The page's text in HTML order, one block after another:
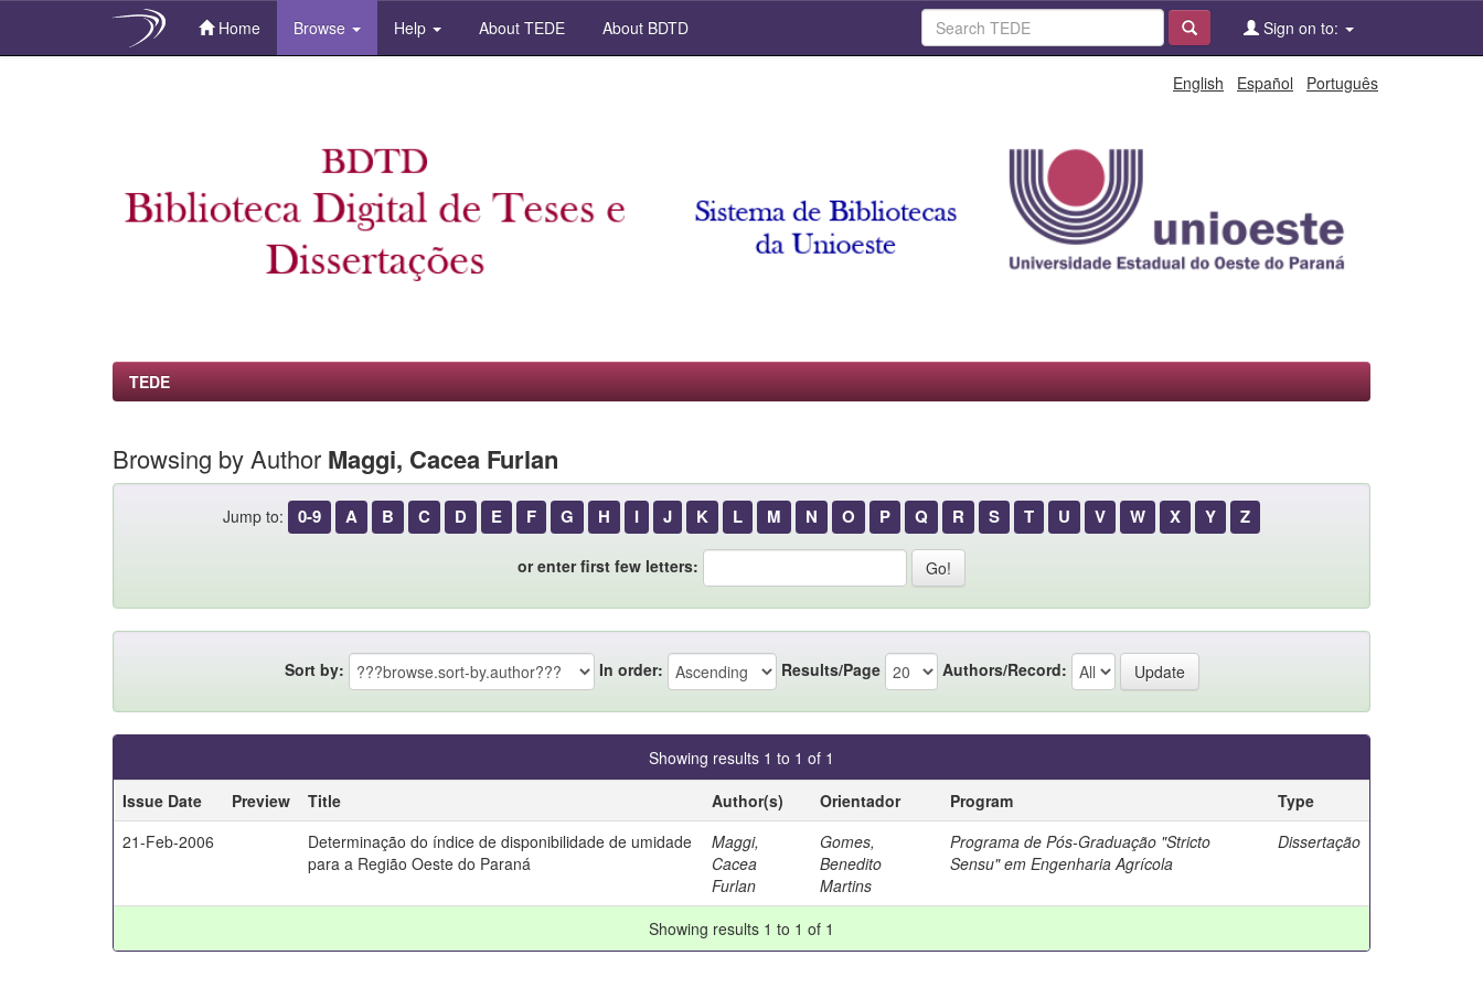
Home Browse Help About TEDE About BDTD Sign on to:
English Español Português
TEDE
Browsing by Author Maggi, Cacea Furlan
Jump to: 0-9 A B C D E F G H I J K L M N O P Q R S T U V W X Y Z
or enter first few letters:
Sort by: In order: Results/Page Authors/Record:
Showing results 1 to 1 of 1
Issue Date
Preview Title Author(s) Orientador Program
Type
21-Feb-2006
Determinação do índice de disponibilidade de umidade
para a Região Oeste do Paraná
Maggi,
Cacea
Furlan
Gomes,
Benedito
Martins
Programa de Pós-Graduação "Stricto
Sensu" em Engenharia Agrícola
Dissertação
Showing results 1 to 1 of 1